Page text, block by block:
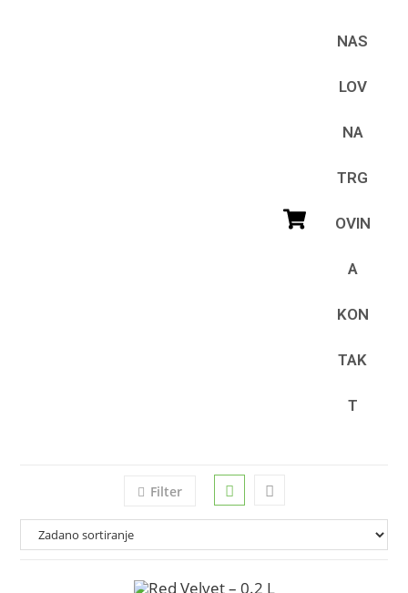
NAS
LOV
NA
TRG
OVIN
A
KON
TAK
T
Filter